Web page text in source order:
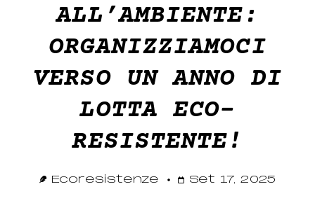
ALL’AMBIENTE:
ORGANIZZIAMOCI
VERSO UN ANNO DI
LOTTA ECO-
RESISTENTE!
Ecoresistenze Set 17, 2025